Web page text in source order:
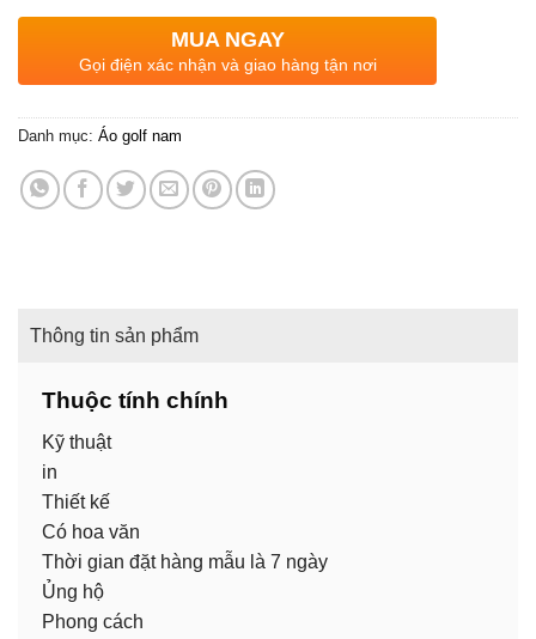
MUA NGAY
Gọi điện xác nhận và giao hàng tận nơi
Danh mục: Áo golf nam
Thông tin sản phẩm
Thuộc tính chính
Kỹ thuật
in
Thiết kế
Có hoa văn
Thời gian đặt hàng mẫu là 7 ngày
Ủng hộ
Phong cách